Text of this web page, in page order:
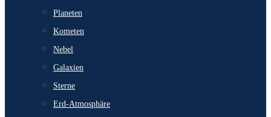
Planeten
Kometen
Nebel
Galaxien
Sterne
Erd-Atmosphäre